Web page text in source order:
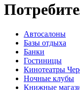
Автосалоны
Базы отдыха
Банки
Гостиницы
Кинотеатры
Ночные клубы
Книжные